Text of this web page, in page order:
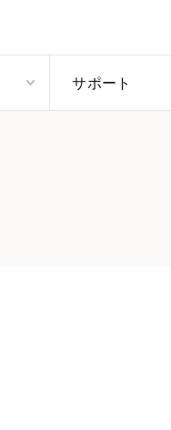
サポート